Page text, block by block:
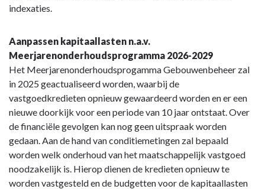
indexaties.
Aanpassen kapitaallasten n.a.v.
Meerjarenonderhoudsprogramma 2026-2029
Het Meerjarenonderhoudsprogamma Gebouwenbeheer zal
in 2025 geactualiseerd worden, waarbij de
vastgoedkredieten opnieuw gewaardeerd worden en er een
nieuwe doorkijk voor een periode van 10 jaar ontstaat. Over
de financiële gevolgen kan nog geen uitspraak worden
gedaan. Aan de hand van conditiemetingen zal bepaald
worden welk onderhoud van het maatschappelijk vastgoed
noodzakelijk is. Hierop dienen de kredieten opnieuw te
worden vastgesteld en de budgetten voor de kapitaallasten